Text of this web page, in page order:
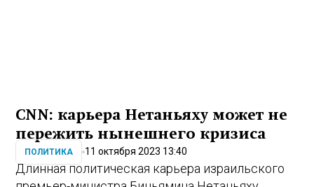
CNN: карьера Нетаньяху может не
пережить нынешнего кризиса
ПОЛИТИКА 11 октября 2023 13:40
Длинная политическая карьера израильского